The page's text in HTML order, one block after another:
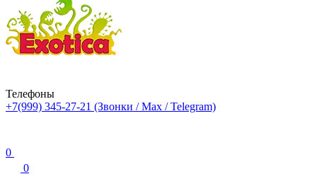
Телефоны
+7(999) 345-27-21 (Звонки / Max / Telegram)
0
0